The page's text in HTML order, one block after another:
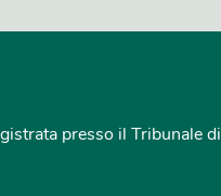
presso il Tribunale di